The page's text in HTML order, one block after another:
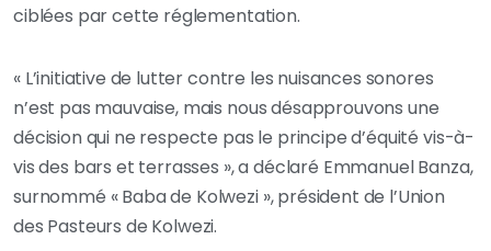
ciblées par cette réglementation.
« L’initiative de lutter contre les nuisances sonores
n’est pas mauvaise, mais nous désapprouvons une
décision qui ne respecte pas le principe d’équité vis-à-
vis des bars et terrasses », a déclaré Emmanuel Banza,
surnommé « Baba de Kolwezi », président de l’Union
des Pasteurs de Kolwezi.